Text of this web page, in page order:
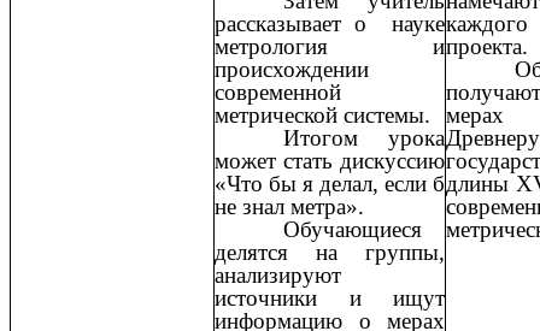
рассказывает о науке
метрология и
происхождении
современной
метрической системы.
Итогом урока
может стать дискуссию
«Что бы я делал, если б
не знал метра».
Обучающиеся
делятся на группы,
анализируют
источники и ищут
информацию о мерах
проекта.
длины